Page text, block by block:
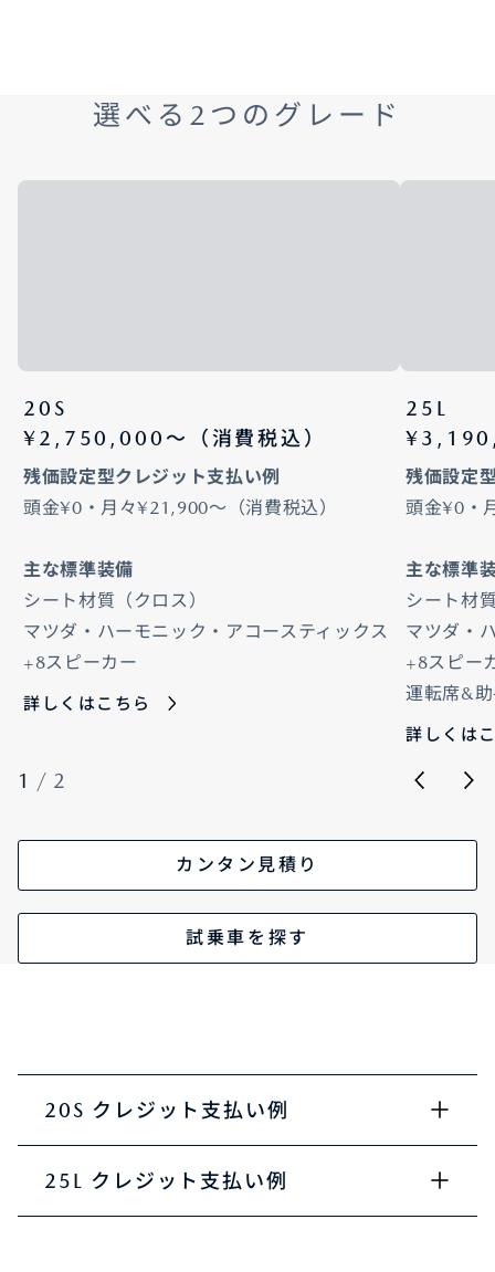
選べる2つのグレード
20S
¥2,750,000〜（消費税込）
残価設定型クレジット支払い例
頭金¥0・月々¥21,900～（消費税込）
主な標準装備
シート材質（クロス）
マツダ・ハーモニック・アコースティックス
+8スピーカー
詳しくはこちら
25L
残価設定
頭金¥0・
主な標準
シート材
マツダ・
+8スピー
運転席&
詳しくは
1 / 2
カンタン見積り
試乗車を探す
20S クレジット支払い例
25L クレジット支払い例